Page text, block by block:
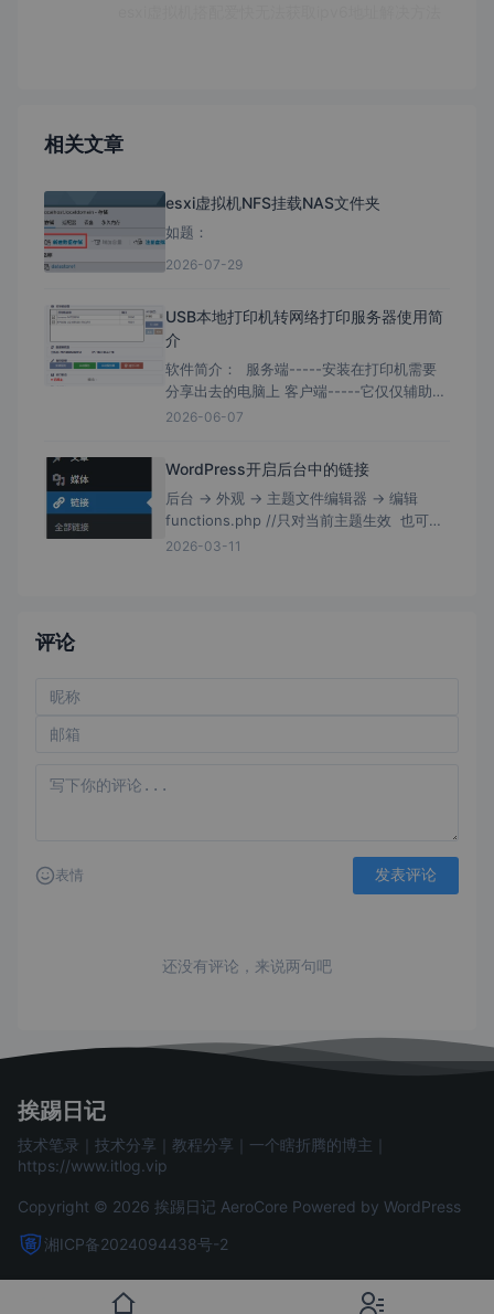
相关文章
esxi虚拟机NFS挂载NAS文件夹
如题：
2026-07-29
USB本地打印机转网络打印服务器使用简
介
软件简介： 服务端-----安装在打印机需要
分享出去的电脑上 客户端-----它仅仅辅助为
需要去连接打印机的电脑快速安装； 客户端
2026-06-07
WordPress开启后台中的链接
后台 → 外观 → 主题文件编辑器 → 编辑
functions.php //只对当前主题生效 也可编
辑/wp-includes/functions.php //理论上
2026-03-11
评论
表情 发表评论
还没有评论，来说两句吧
挨踢日记
技术笔录｜技术分享｜教程分享｜一个瞎折腾的博主｜
https://www.itlog.vip
Copyright © 2026 挨踢日记 AeroCore Powered by WordPress
湘ICP备2024094438号-2